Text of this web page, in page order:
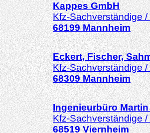
Kappes GmbH
Kfz-Sachverständige /
68199 Mannheim
Eckert, Fischer,
Kfz-Sachverständige /
68309 Mannheim
Ingenieurbüro
Kfz-Sachverständige
68519 Viernheim